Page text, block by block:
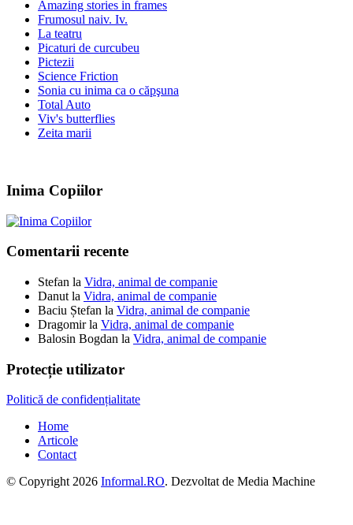
Amazing stories in frames
Frumosul naiv. Iv.
La teatru
Picaturi de curcubeu
Pictezii
Science Friction
Sonia cu inima ca o căpşuna
Total Auto
Viv's butterflies
Zeita marii
Inima Copiilor
Comentarii recente
Stefan la Vidra, animal de companie
Danut la Vidra, animal de companie
Baciu Ștefan la Vidra, animal de companie
Dragomirla Vidra, animal de companie
Balosin Bogdan la Vidra, animal de companie
Protecție utilizator
Politică de confidențialitate
Home
Articole
Contact
© Copyright 2026 Informal.RO. Dezvoltat de Media Machine